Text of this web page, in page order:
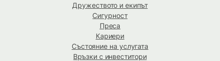
Дружеството и екипът
Сигурност
Преса
Кариери
Състояние на услугата
Връзки с инвеститори